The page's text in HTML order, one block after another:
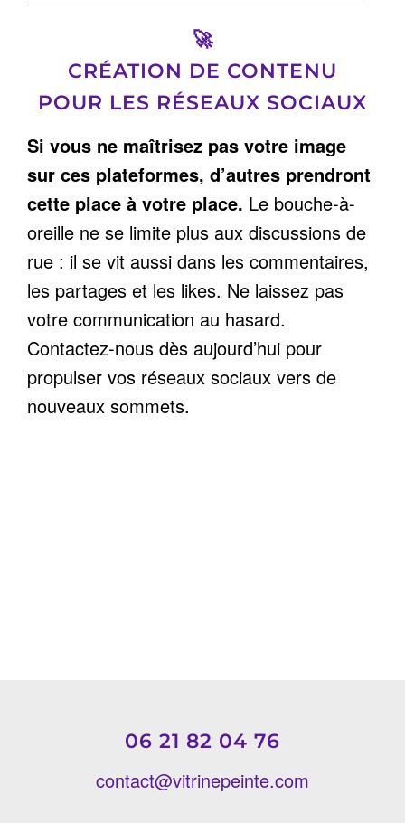
🚀
CRÉATION DE CONTENU
POUR LES RÉSEAUX SOCIAUX
Si vous ne maîtrisez pas votre image
sur ces plateformes, d’autres prendront
cette place à votre place. Le bouche-à-
oreille ne se limite plus aux discussions de
rue : il se vit aussi dans les commentaires,
les partages et les likes. Ne laissez pas
votre communication au hasard.
Contactez-nous dès aujourd’hui pour
propulser vos réseaux sociaux vers de
nouveaux sommets.
06 21 82 04 76
contact@vitrinepeinte.com